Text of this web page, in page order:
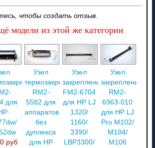
чтобы создать отзыв.
модели из этой же категории
для
руб
Узел
термозакрепления
RM2-
5582 для
аппаратов
без
дуплекса
для HP
Узел
закрепления
FM2-6704
для HP LJ
1320/
1160/
3390/
LBP3300/
Узел
закрепления
RM2-
6963-010
для HP LJ
Pro M102/
M104/
M106